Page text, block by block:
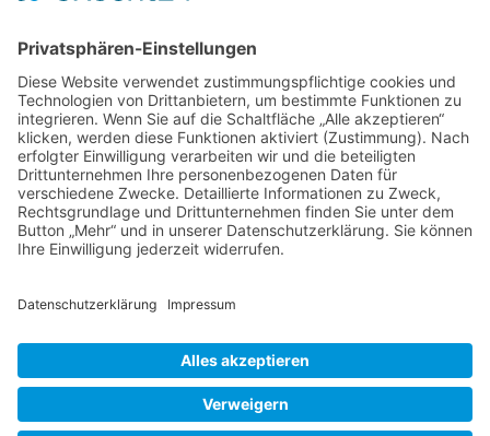
Inspirations-Lehrgarten Erna de Wolff, über den
ich bereits in einem früheren Beitrag auf meiner
Website berichtet habe und Aleida…Aleida
Zuch
im
Taka-
Tuka-
Land
Liebe Leser! Ihr könnt euch per E-Mail
informieren lassen, wenn neue Artikel auf
Wurzerlsgarten erscheinen.Folgt dafür einfach
diesem Link und gebt dort eure E-Mailadresse
14. Oktober 2021